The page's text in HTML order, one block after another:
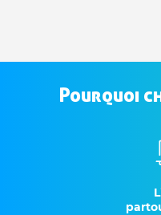
Pourquoi